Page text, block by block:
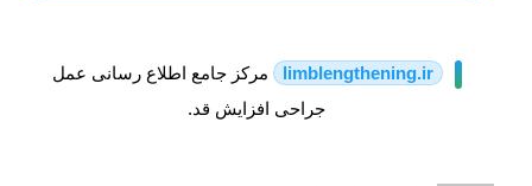
limblengthening.ir
مرکز جامع اطلاع رسانی عمل
جراحی افزایش قد.